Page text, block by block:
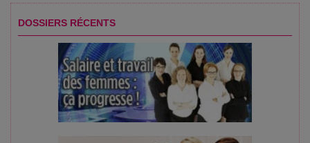
DOSSIERS RÉCENTS